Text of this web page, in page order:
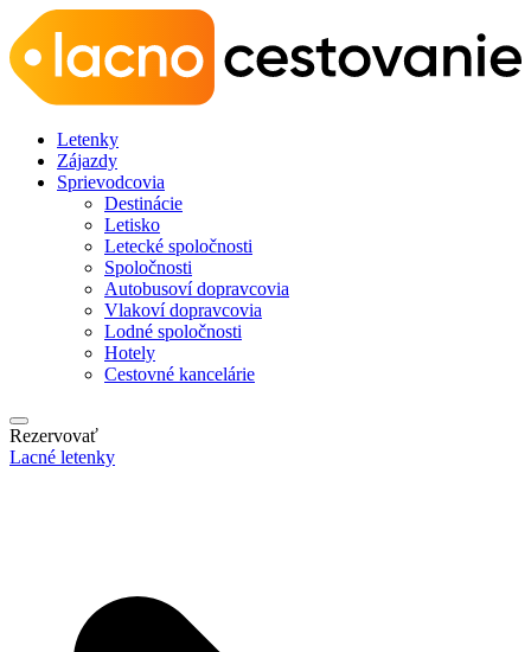
Letenky
Zájazdy
Sprievodcovia
Destinácie
Letisko
Letecké spoločnosti
Spoločnosti
Autobusoví dopravcovia
Vlakoví dopravcovia
Lodné spoločnosti
Hotely
Cestovné kancelárie
Rezervovať
Lacné letenky